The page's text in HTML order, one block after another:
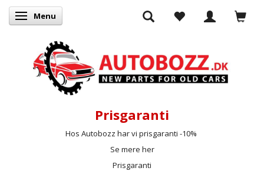
Skifte navigation
Menu
Prisgaranti
Hos Autobozz har vi prisgaranti -10%
Se mere her
Prisgaranti